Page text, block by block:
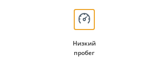
Низкий
пробег